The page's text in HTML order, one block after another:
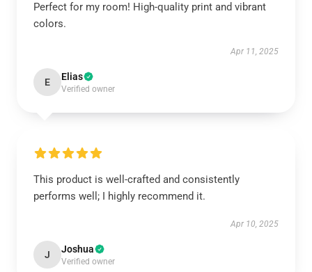
Perfect for my room! High-quality print and vibrant
colors.
Apr 11, 2025
E Elias
Verified owner
This product is well-crafted and consistently
performs well; I highly recommend it.
Apr 10, 2025
J Joshua
Verified owner